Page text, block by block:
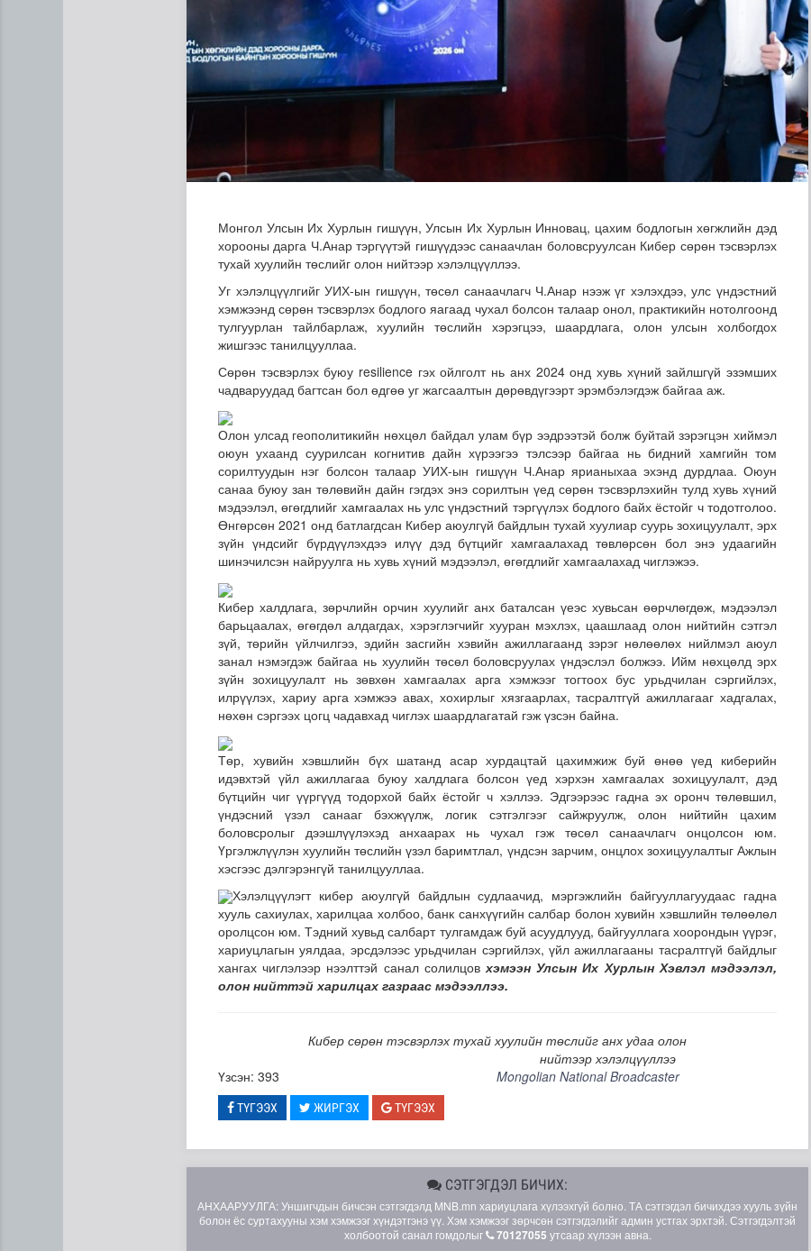
Энэ оны эхний хагас жилд авто бензин 505.2 мянган тонн, дизель түлш 956.7 мянг..
Монгол Улсын Их Хурлын гишүүн, Улсын Их Хурлын Инновац, цахим бодлогын хөгжлийн дэд
хорооны дарга Ч.Анар тэргүүтэй гишүүдээс санаачлан боловсруулсан Кибер сөрөн тэсвэрлэх
тухай хуулийн төслийг олон нийтээр хэлэлцүүллээ.
Уг хэлэлцүүлгийг УИХ-ын гишүүн, төсөл санаачлагч Ч.Анар нээж үг хэлэхдээ, улс үндэстний
хэмжээнд сөрөн тэсвэрлэх бодлого яагаад чухал болсон талаар онол, практикийн нотолгоонд
тулгуурлан тайлбарлаж, хуулийн төслийн хэрэгцээ, шаардлага, олон улсын холбогдох
жишгээс танилцууллаа.
Сөрөн тэсвэрлэх буюу resilience гэх ойлголт нь анх 2024 онд хувь хүний зайлшгүй эзэмших
чадваруудад багтсан бол өдгөө уг жагсаалтын дөрөвдүгээрт эрэмбэлэгдэж байгаа аж.
Олон улсад геополитикийн нөхцөл байдал улам бүр ээдрээтэй болж буйтай зэрэгцэн хиймэл
оюун ухаанд суурилсан когнитив дайн хүрээгээ тэлсээр байгаа нь бидний хамгийн том
сорилтуудын нэг болсон талаар УИХ-ын гишүүн Ч.Анар ярианыхаа эхэнд дурдлаа. Оюун
санаа буюу зан төлөвийн дайн гэгдэх энэ сорилтын үед сөрөн тэсвэрлэхийн тулд хувь хүний
мэдээлэл, өгөгдлийг хамгаалах нь улс үндэстний тэргүүлэх бодлого байх ёстойг ч тодотголоо.
Өнгөрсөн 2021 онд батлагдсан Кибер аюулгүй байдлын тухай хуулиар суурь зохицуулалт, эрх
зүйн үндсийг бүрдүүлэхдээ илүү дэд бүтцийг хамгаалахад төвлөрсөн бол энэ удаагийн
шинэчилсэн найруулга нь хувь хүний мэдээлэл, өгөгдлийг хамгаалахад чиглэжээ.
Кибер халдлага, зөрчлийн орчин хуулийг анх баталсан үеэс хувьсан өөрчлөгдөж, мэдээлэл
барьцаалах, өгөгдөл алдагдах, хэрэглэгчийг хууран мэхлэх, цаашлаад олон нийтийн сэтгэл
зүй, төрийн үйлчилгээ, эдийн засгийн хэвийн ажиллагаанд зэрэг нөлөөлөх нийлмэл аюул
занал нэмэгдэж байгаа нь хуулийн төсөл боловсруулах үндэслэл болжээ. Ийм нөхцөлд эрх
зүйн зохицуулалт нь зөвхөн хамгаалах арга хэмжээг тогтоох бус урьдчилан сэргийлэх,
илрүүлэх, хариу арга хэмжээ авах, хохирлыг хязгаарлах, тасралтгүй ажиллагааг хадгалах,
нөхөн сэргээх цогц чадавхад чиглэх шаардлагатай гэж үзсэн байна.
Төр, хувийн хэвшлийн бүх шатанд асар хурдацтай цахимжиж буй өнөө үед киберийн
идэвхтэй үйл ажиллагаа буюу халдлага болсон үед хэрхэн хамгаалах зохицуулалт, дэд
бүтцийн чиг үүргүүд тодорхой байх ёстойг ч хэллээ. Эдгээрээс гадна эх оронч төлөвшил,
үндэсний үзэл санааг бэхжүүлж, логик сэтгэлгээг сайжруулж, олон нийтийн цахим
боловсролыг дээшлүүлэхэд анхаарах нь чухал гэж төсөл санаачлагч онцолсон юм.
Үргэлжлүүлэн хуулийн төслийн үзэл баримтлал, үндсэн зарчим, онцлох зохицуулалтыг Ажлын
хэсгээс дэлгэрэнгүй танилцууллаа.
Хэлэлцүүлэгт кибер аюулгүй байдлын судлаачид, мэргэжлийн байгууллагуудаас гадна
хууль сахиулах, харилцаа холбоо, банк санхүүгийн салбар болон хувийн хэвшлийн төлөөлөл
оролцсон юм. Тэдний хувьд салбарт тулгамдаж буй асуудлууд, байгууллага хоорондын үүрэг,
хариуцлагын уялдаа, эрсдэлээс урьдчилан сэргийлэх, үйл ажиллагааны тасралтгүй байдлыг
хангах чиглэлээр нээлттэй санал солилцовхэмээн Улсын Их Хурлын Хэвлэл мэдээлэл,
олон нийттэй харилцах газраас мэдээллээ.
Кибер сөрөн тэсвэрлэх тухай хуулийн төслийг анх удаа олон
нийтээр хэлэлцүүллээ
Үзсэн: 393
Mongolian National Broadcaster
ТҮГЭЭХ ЖИРГЭХ ТҮГЭЭХ
СЭТГЭГДЭЛ БИЧИХ:
АНХААРУУЛГА: Уншигчдын бичсэн сэтгэгдэлд MNB.mn хариуцлага хүлээхгүй болно. ТА сэтгэгдэл бичихдээ хууль зүйн
болон ёс суртахууны хэм хэмжээг хүндэтгэнэ үү. Хэм хэмжээг зөрчсөн сэтгэгдэлийг админ устгах эрхтэй. Сэтгэгдэлтэй
холбоотой санал гомдолыг
70127055 утсаар хүлээн авна.